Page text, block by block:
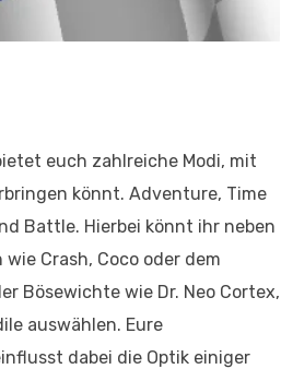
euch zahlreiche Modi, mit
könnt. Adventure, Time
Battle. Hierbei könnt ihr neben
Crash, Coco oder dem
Bösewichte wie Dr. Neo Cortex,
auswählen. Eure
dabei die Optik einiger